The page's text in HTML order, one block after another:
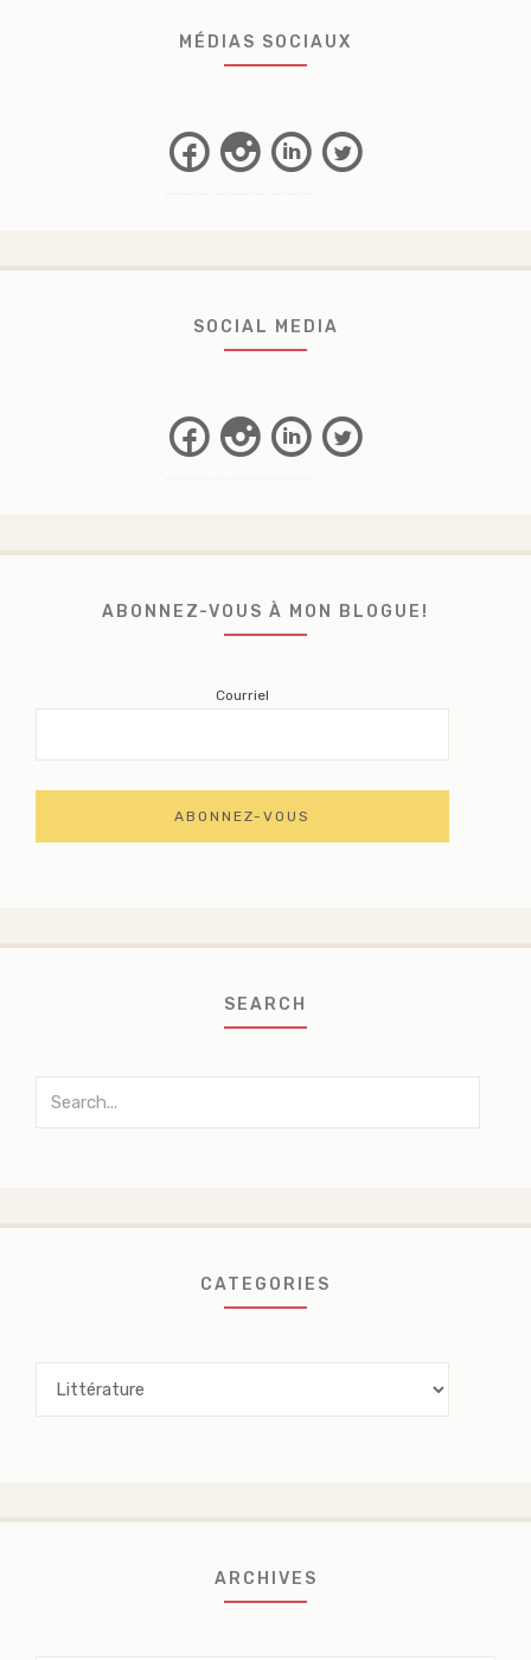
MÉDIAS SOCIAUX
SOCIAL MEDIA
ABONNEZ-VOUS À MON BLOGUE!
Courriel
SEARCH
for:
CATEGORIES
ARCHIVES